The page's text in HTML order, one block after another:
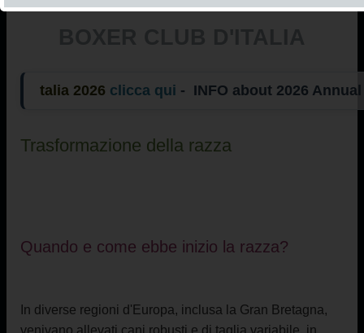
lia 2026 clicca qui- INFO about 2026 Annual
Trasformazione della razza
Quando e come ebbe inizio la razza?
In diverse regioni d'Europa, inclusa la Gran Bretagna,
venivano allevati cani robusti e di taglia variabile, in